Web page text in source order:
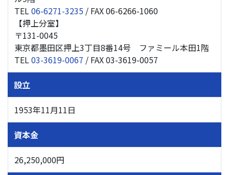
TEL06-6271-3235 / FAX 06-6266-1060
【押上分室】
〒131-0045
東京都墨田区押上3丁目8番14号 ファミール本田1階
TEL03-3619-0067 / FAX 03-3619-0057
設立
1953年11月11日
資本金
26,250,000円